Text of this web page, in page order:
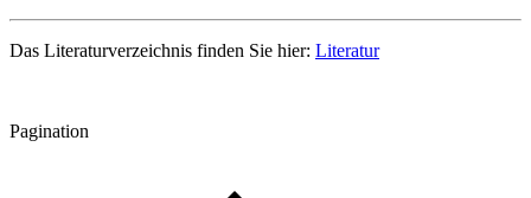
Das Literaturverzeichnis finden Sie hier: Literatur
Pagination